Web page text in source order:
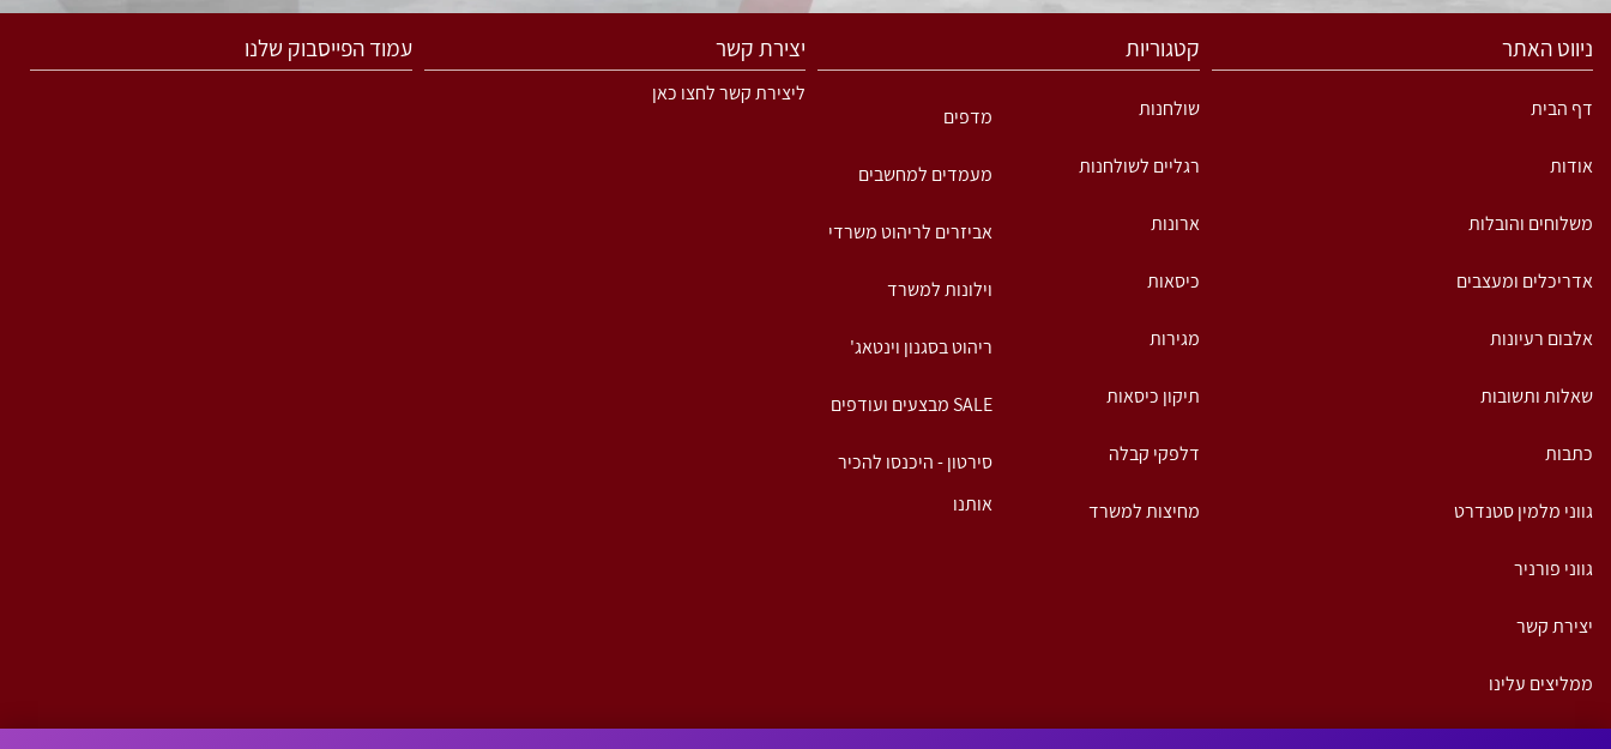
ניווט האתר
דף הבית
אודות
משלוחים והובלות
אדריכלים ומעצבים
אלבום רעיונות
שאלות ותשובות
כתבות
גווני מלמין סטנדרט
גווני פורניר
יצירת קשר
ממליצים עלינו
קטגוריות
שולחנות
רגליים לשולחנות
ארונות
כיסאות
מגירות
תיקון כיסאות
דלפקי קבלה
מחיצות למשרד
מדפים
מעמדים למחשבים
אביזרים לריהוט משרדי
וילונות למשרד
ריהוט בסגנון וינטאג'
SALE מבצעים ועודפים
סירטון - היכנסו להכיר
אותנו
יצירת קשר
ליצירת קשר לחצו כאן
עמוד הפייסבוק שלנו